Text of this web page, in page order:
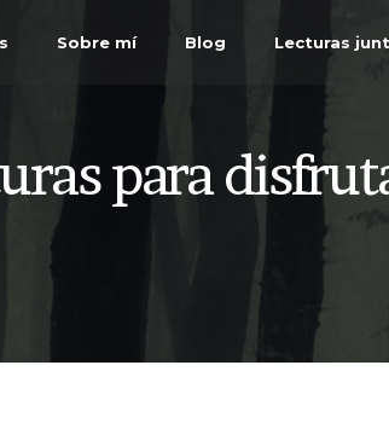
Sobre mí Blog Lecturas
para